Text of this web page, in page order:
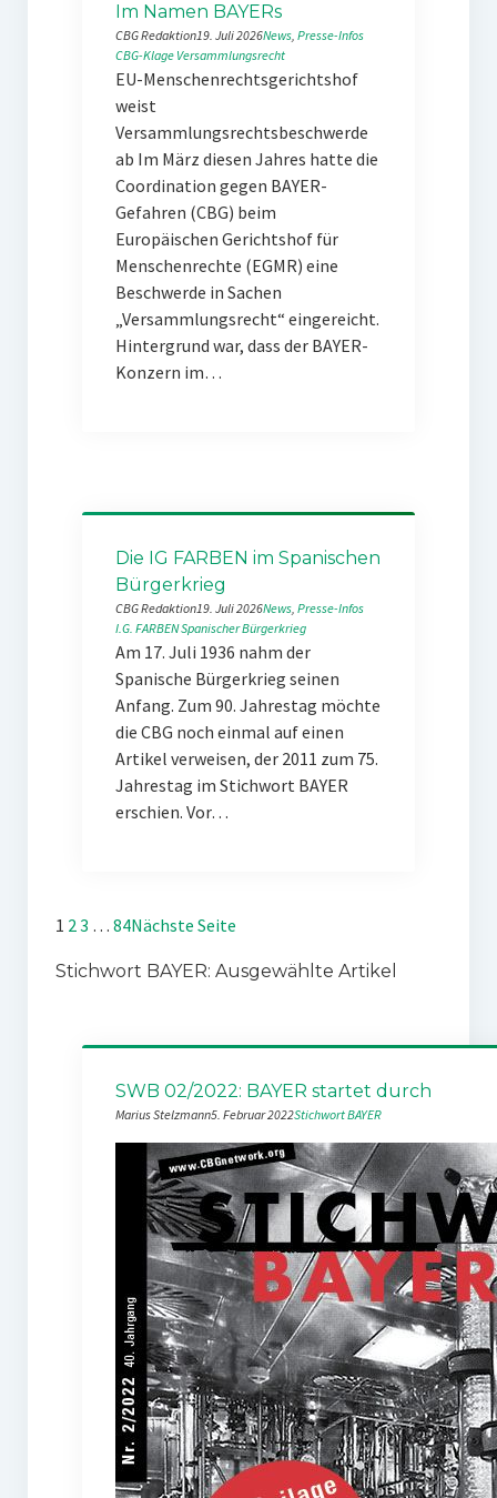
Im Namen BAYERs
CBG Redaktion19. Juli 2026News, Presse-Infos
CBG-Klage Versammlungsrecht
EU-Menschenrechtsgerichtshof
weist
Versammlungsrechtsbeschwerde
ab Im März diesen Jahres hatte die
Coordination gegen BAYER-
Gefahren (CBG) beim
Europäischen Gerichtshof für
Menschenrechte (EGMR) eine
Beschwerde in Sachen
„Versammlungsrecht“ eingereicht.
Hintergrund war, dass der BAYER-
Konzern im…
Die IG FARBEN im Spanischen
Bürgerkrieg
CBG Redaktion19. Juli 2026News, Presse-Infos
I.G. FARBENSpanischer Bürgerkrieg
Am 17. Juli 1936 nahm der
Spanische Bürgerkrieg seinen
Anfang. Zum 90. Jahrestag möchte
die CBG noch einmal auf einen
Artikel verweisen, der 2011 zum 75.
Jahrestag im Stichwort BAYER
erschien. Vor…
1 23 … 84Nächste Seite
Stichwort BAYER: Ausgewählte Artikel
SWB 02/2022: BAYER startet durch
Marius Stelzmann5. Februar 2022Stichwort BAYER